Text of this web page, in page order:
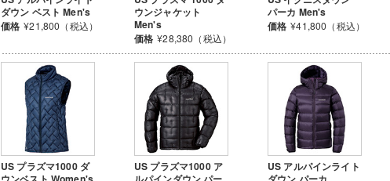
ダウン ベスト Men's
価格 ¥21,800（税込）
ウンジャケット
Men's
価格 ¥28,380（税込）
パーカ Men's
価格 ¥41,800（税込）
US プラズマ1000 ダ
US プラズマ1000 ア
US アルパインライト